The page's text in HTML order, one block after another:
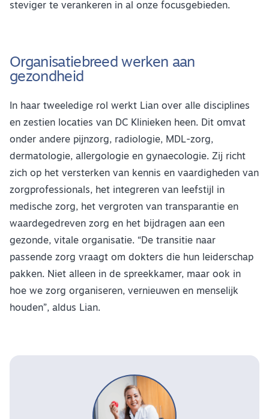
steviger te verankeren in al onze focusgebieden.
Organisatiebreed werken aan
gezondheid
In haar tweeledige rol werkt Lian over alle disciplines
en zestien locaties van DC Klinieken heen. Dit omvat
onder andere pijnzorg, radiologie, MDL-zorg,
dermatologie, allergologie en gynaecologie. Zij richt
zich op het versterken van kennis en vaardigheden van
zorgprofessionals, het integreren van leefstijl in
medische zorg, het vergroten van transparantie en
waardegedreven zorg en het bijdragen aan een
gezonde, vitale organisatie. “De transitie naar
passende zorg vraagt om dokters die hun leiderschap
pakken. Niet alleen in de spreekkamer, maar ook in
hoe we zorg organiseren, vernieuwen en menselijk
houden”, aldus Lian.